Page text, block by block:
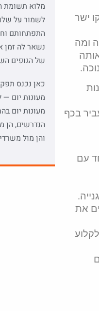
ישר
ומה
ובאותה
בכף
עם
את
מלוא תשומת
לשמור על
התפתחותם
נשאר לה זמן
של הגופים
כאן נכנס
מעונות יום
מעונות יום
הנדרשים, הן
והן מול